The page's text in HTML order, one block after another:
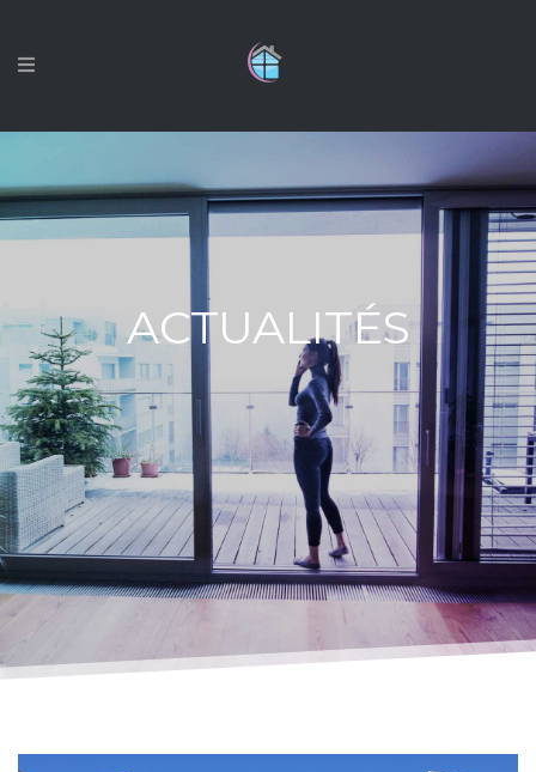
ACTUALITÉS